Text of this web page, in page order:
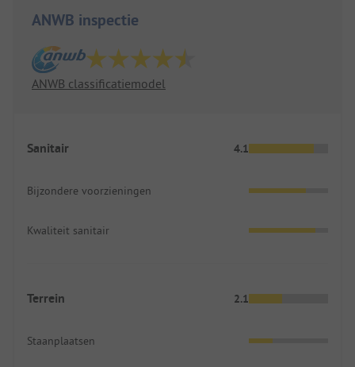
ANWB inspectie
ANWB classificatiemodel
Sanitair 4.1
Bijzondere voorzieningen
Kwaliteit sanitair
Terrein 2.1
Staanplaatsen